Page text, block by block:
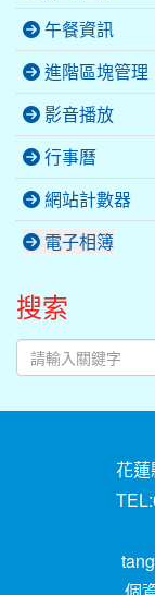
午餐資訊
進階區塊管理
影音播放
行事曆
網站計數器
電子相簿
搜索
花